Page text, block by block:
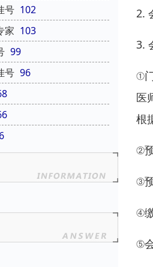
号 102
家 103
99
号 96
2.
3.
①
医
根
②
③
④
⑤